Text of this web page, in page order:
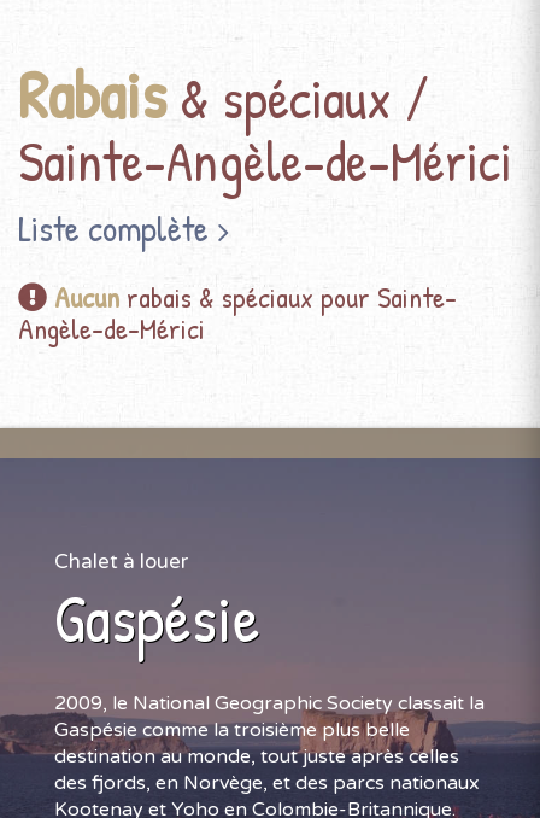
Rabais& spéciaux /
Sainte-Angèle-de-Mérici
Liste complète
Aucun rabais & spéciaux pour Sainte-
Angèle-de-Mérici
Chalet à louer
Gaspésie
2009, le National Geographic Society classait la
Gaspésie comme la troisième plus belle
destination au monde, tout juste après celles
des fjords, en Norvège, et des parcs nationaux
Kootenay et Yoho en Colombie-Britannique.